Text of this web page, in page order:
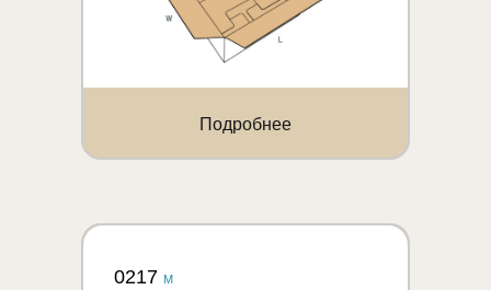
Подробнее
0217 M